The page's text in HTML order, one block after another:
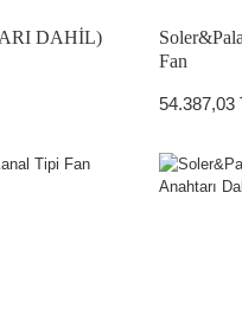
DAHİL)
Fan
54.387,03